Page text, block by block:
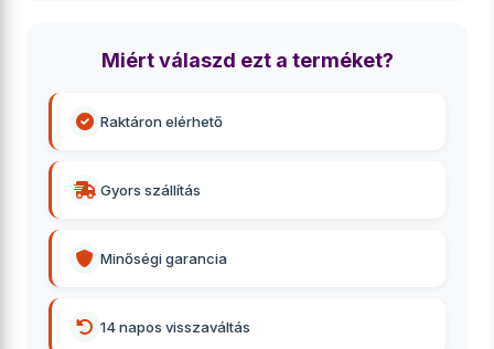
Miért válaszd ezt a terméket?
Raktáron elérhető
Gyors szállítás
Minőségi garancia
14 napos visszaváltás